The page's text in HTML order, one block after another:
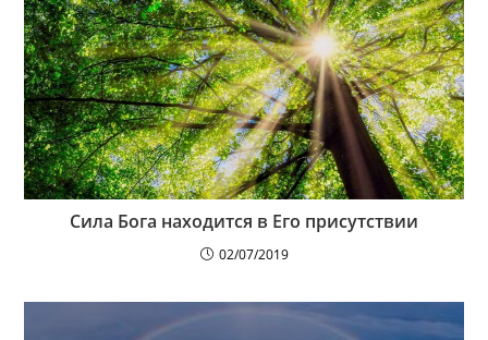
Сила Бога находится в Его присутствии
02/07/2019